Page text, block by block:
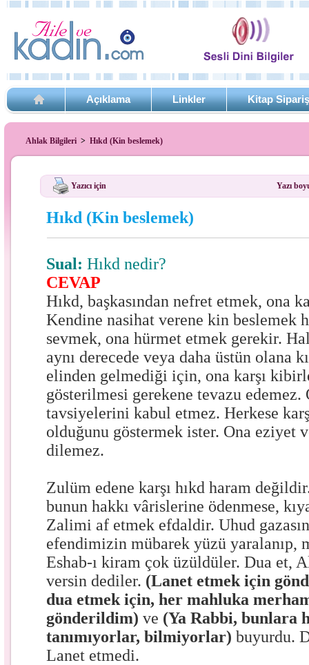
Açıklama Linkler Kitap
Ahlak Bilgileri > Hıkd (Kin beslemek)
Yazıcı için Yazı
Hıkd (Kin beslemek)
Sual: Hıkd nedir?
CEVAP
Hıkd, başkasından nefret etmek, ona
Kendine nasihat verene kin beslemek
sevmek, ona hürmet etmek gerekir.
aynı derecede veya daha üstün olana
elinden gelmediği için, ona karşı
gösterilmesi gerekene tevazu
tavsiyelerini kabul etmez. Herkese
olduğunu göstermek ister. Ona eziyet
dilemez.
Zulüm edene karşı hıkd haram
bunun hakkı vârislerine ödenmese,
Zalimi af etmek efdaldir. Uhud
efendimizin mübarek yüzü yaralanıp,
Eshab-ı kiram çok üzüldüler. Dua et,
versin dediler. (Lanet etmek için
dua etmek için, her mahluka
gönderildim) ve (Ya Rabbi, bunlara
tanımıyorlar, bilmiyorlar) buyurdu.
Lanet etmedi.